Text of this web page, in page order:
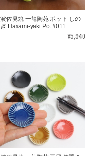
波佐見焼 一龍陶苑 ポット しの
ぎ Hasami-yaki Pot #011
¥5,940